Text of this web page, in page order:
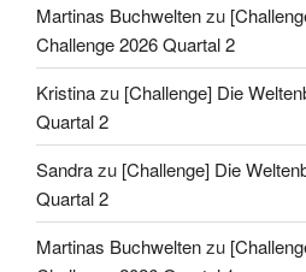
Martinas Buchweltenzu
Challenge 2026 Quartal 2
Kristinazu [Challenge] Die
Quartal 2
Sandrazu [Challenge] Die
Quartal 2
Martinas Buchweltenzu